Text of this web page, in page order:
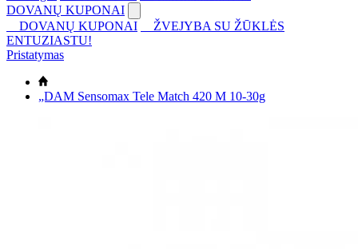
DOVANŲ KUPONAI
DOVANŲ KUPONAI
ŽVEJYBA SU ŽŪKLĖS
ENTUZIASTU!
Pristatymas
„DAM Sensomax Tele Match 420 M 10-30g